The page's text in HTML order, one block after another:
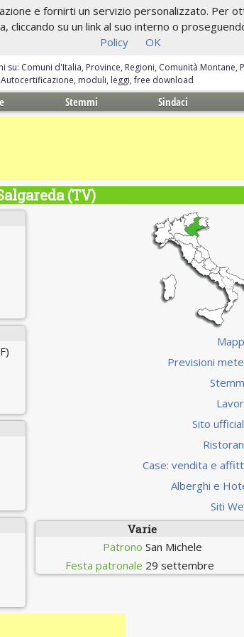
e fornirti un servizio personalizzato. Per
su un link al suo interno o
Policy
OK
su: Comuni d'Italia, Province, Regioni, Comunità Montane,
moduli, leggi, free download
Stemmi Sindaci
(TV)
Previsioni
Sito
Case: vendita e
Alberghi e
Siti
Varie
Patrono San Michele
Festa patronale 29 settembre